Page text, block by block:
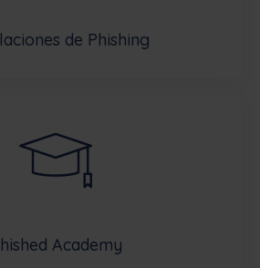
de Phishing
Academy